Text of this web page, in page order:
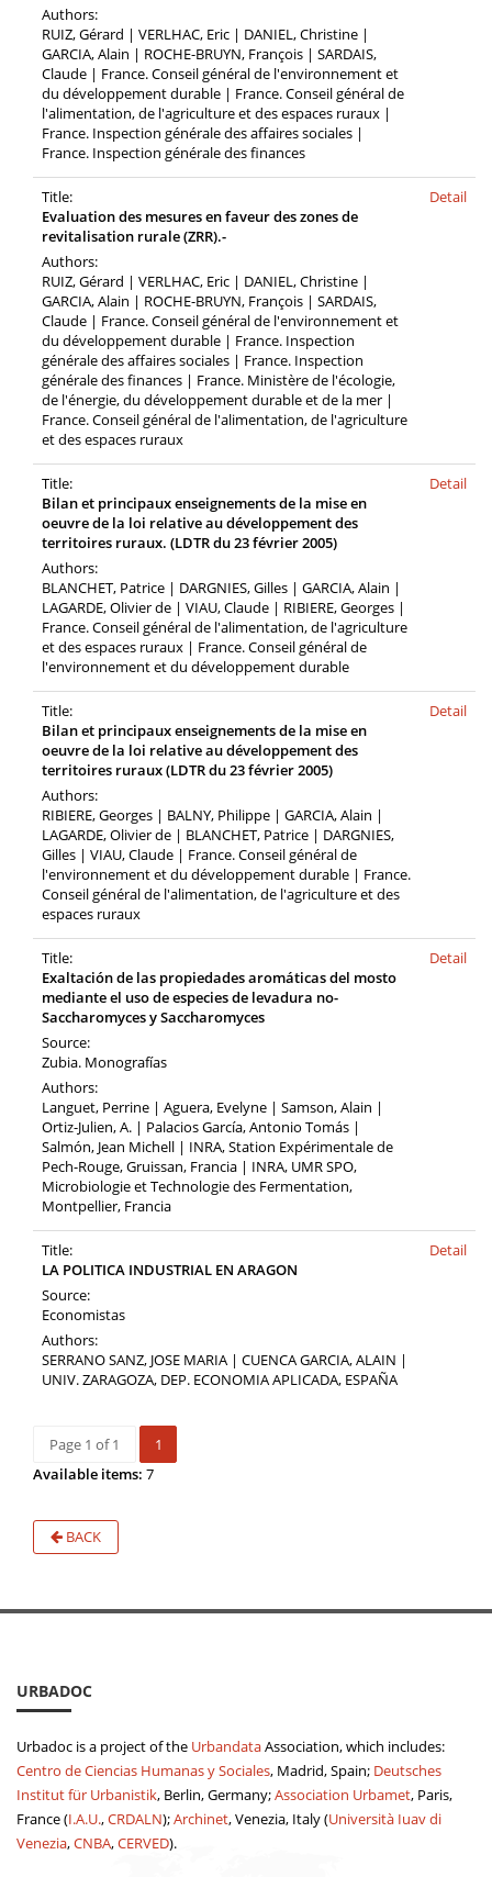
Authors:
RUIZ, Gérard | VERLHAC, Eric | DANIEL, Christine |
GARCIA, Alain | ROCHE-BRUYN, François | SARDAIS,
Claude | France. Conseil général de l'environnement et
du développement durable | France. Conseil général de
l'alimentation, de l'agriculture et des espaces ruraux |
France. Inspection générale des affaires sociales |
France. Inspection générale des finances
Title:
Evaluation des mesures en faveur des zones de
revitalisation rurale (ZRR).-
Authors:
RUIZ, Gérard | VERLHAC, Eric | DANIEL, Christine |
GARCIA, Alain | ROCHE-BRUYN, François | SARDAIS,
Claude | France. Conseil général de l'environnement et
du développement durable | France. Inspection
générale des affaires sociales | France. Inspection
générale des finances | France. Ministère de l'écologie,
de l'énergie, du développement durable et de la mer |
France. Conseil général de l'alimentation, de l'agriculture
et des espaces ruraux
Detail
Title:
Bilan et principaux enseignements de la mise en
oeuvre de la loi relative au développement des
territoires ruraux. (LDTR du 23 février 2005)
Authors:
BLANCHET, Patrice | DARGNIES, Gilles | GARCIA, Alain |
LAGARDE, Olivier de | VIAU, Claude | RIBIERE, Georges |
France. Conseil général de l'alimentation, de l'agriculture
et des espaces ruraux | France. Conseil général de
l'environnement et du développement durable
Detail
Title:
Bilan et principaux enseignements de la mise en
oeuvre de la loi relative au développement des
territoires ruraux (LDTR du 23 février 2005)
Authors:
RIBIERE, Georges | BALNY, Philippe | GARCIA, Alain |
LAGARDE, Olivier de | BLANCHET, Patrice | DARGNIES,
Gilles | VIAU, Claude | France. Conseil général de
l'environnement et du développement durable | France.
Conseil général de l'alimentation, de l'agriculture et des
espaces ruraux
Detail
Title:
Exaltación de las propiedades aromáticas del mosto
mediante el uso de especies de levadura no-
Saccharomyces y Saccharomyces
Source:
Zubia. Monografías
Authors:
Languet, Perrine | Aguera, Evelyne | Samson, Alain |
Ortiz-Julien, A. | Palacios García, Antonio Tomás |
Salmón, Jean Michell | INRA, Station Expérimentale de
Pech-Rouge, Gruissan, Francia | INRA, UMR SPO,
Microbiologie et Technologie des Fermentation,
Montpellier, Francia
Detail
Title:
LA POLITICA INDUSTRIAL EN ARAGON
Source:
Economistas
Authors:
SERRANO SANZ, JOSE MARIA | CUENCA GARCIA, ALAIN |
UNIV. ZARAGOZA, DEP. ECONOMIA APLICADA, ESPAÑA
Detail
Page 1 of 1
1
Available items: 7
BACK
URBADOC
Urbadoc is a project of the UrbandataAssociation, which includes:
Centro de Ciencias Humanas y Sociales, Madrid, Spain; Deutsches
Institut für Urbanistik, Berlin, Germany;Association Urbamet, Paris,
France (I.A.U.,CRDALN);Archinet, Venezia, Italy (Università Iuav di
Venezia,CNBA,CERVED).